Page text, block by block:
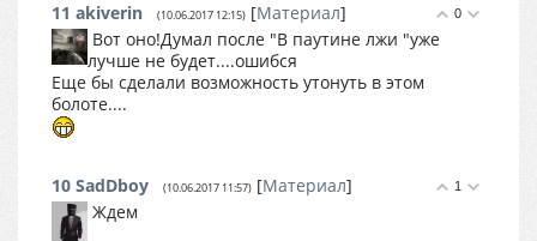
0
11 akiverin (10.06.2017 12:15) [Материал]
Вот оно!Думал после "В паутине лжи "уже
лучше не будет....ошибся
Еще бы сделали возможность утонуть в этом
болоте....
1
10 SadDboy (10.06.2017 11:57) [Материал]
Ждем